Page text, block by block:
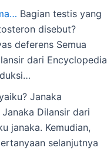
Bagian testis yang
disebut?
deferens Semua
dari Encyclopedia
Janaka
Dilansir dari
janaka. Kemudian,
selanjutnya